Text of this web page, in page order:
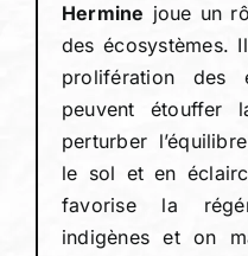
Hermine joue un
des écosystèmes.
prolifération des
peuvent étouffer
perturber
le sol et en
favorise la
indigènes et on